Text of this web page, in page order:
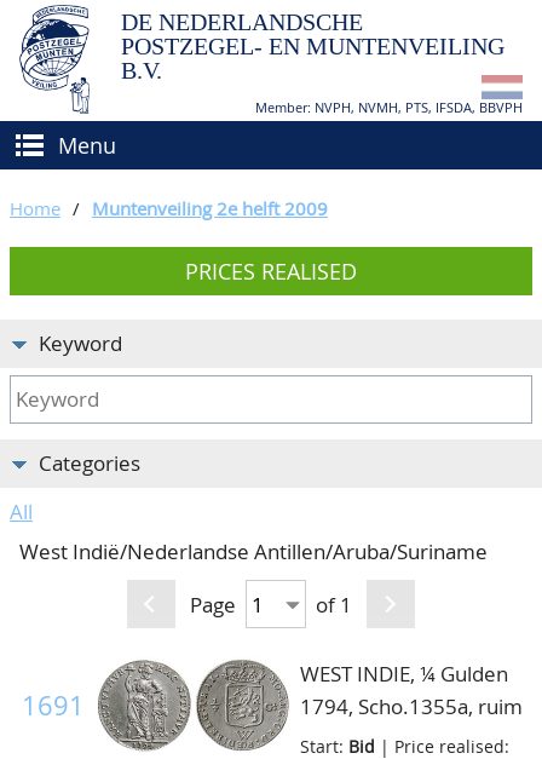
DE NEDERLANDSCHE
POSTZEGEL- EN MUNTENVEILING
B.V.
Member: NVPH, NVMH, PTS, IFSDA, BBVPH
Menu
BUY AND SELL
How to sell?
How to buy?
Conditions
BIDDING
APPRAISALS
CATALOGUE/RESULTS
CALENDAR
80 Years NPV
Home / Muntenveiling 2e helft 2009
PRICES REALISED
Keyword
Categories
All
West Indië/Nederlandse Antillen/Aruba/Suriname
Page
of 1
1691
WEST INDIE, ¼ Gulden
1794, Scho.1355a, ruim
prachtig
Start: Bid | Price realised: